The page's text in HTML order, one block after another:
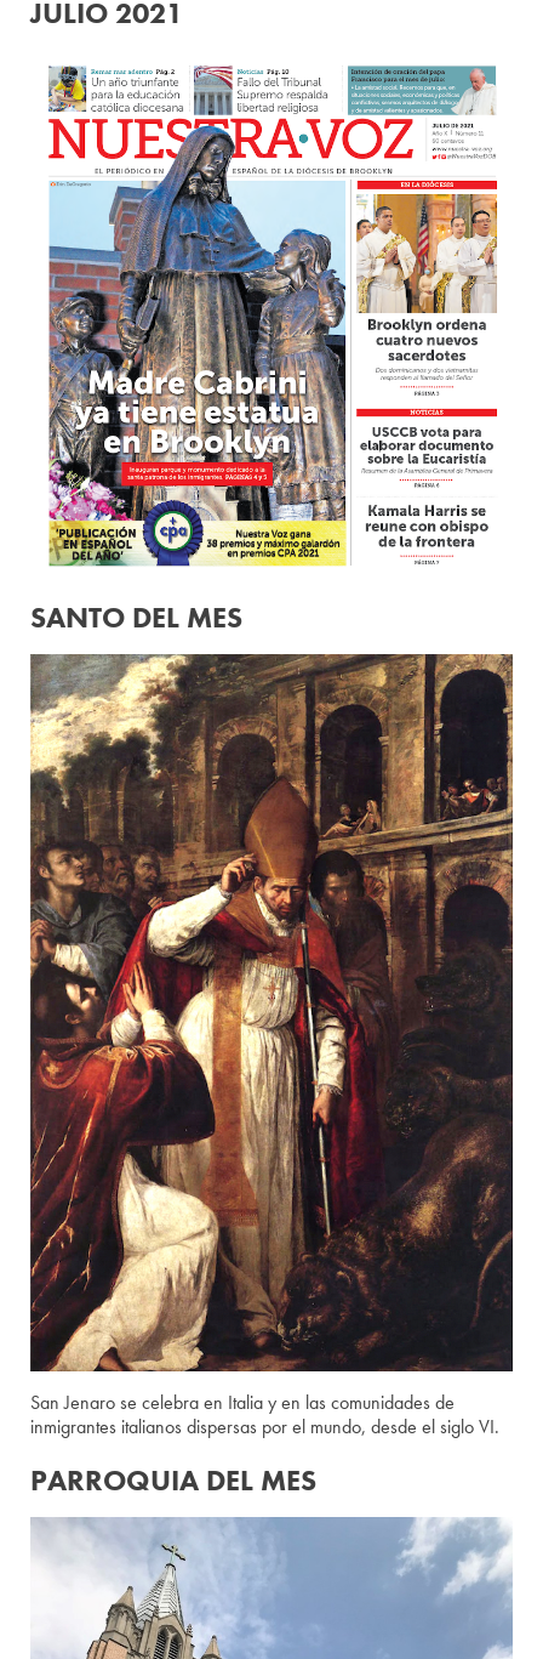
JULIO 2021
SANTO DEL MES
San Jenaro se celebra en Italia y en las comunidades de
inmigrantes italianos dispersas por el mundo, desde el siglo VI.
PARROQUIA DEL MES